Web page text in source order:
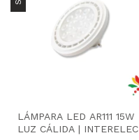
LÁMPARA LED AR111 15W
LUZ CÁLIDA | INTERELEC